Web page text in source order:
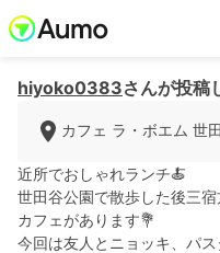
hiyoko0383さんが投稿
カフェ ラ・ボエム 世
近所でおしゃれランチ🍝
世田谷公園で散歩した後三
カフェがあります💐
今回は友人とニョッキ、パ